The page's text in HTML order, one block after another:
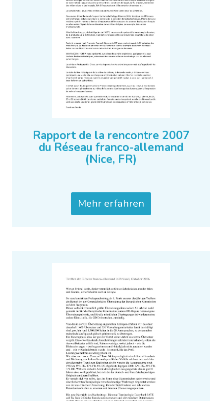
Rapport de la rencontre 2007
du Réseau franco-allemand
(Nice, FR)
Mehr erfahren